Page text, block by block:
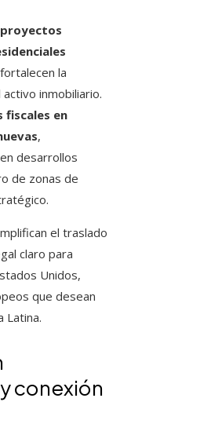
la
inmobiliario.
fiscales en
,
desarrollos
de zonas de
el traslado
claro para
Unidos,
que desean
Latina.
conexión